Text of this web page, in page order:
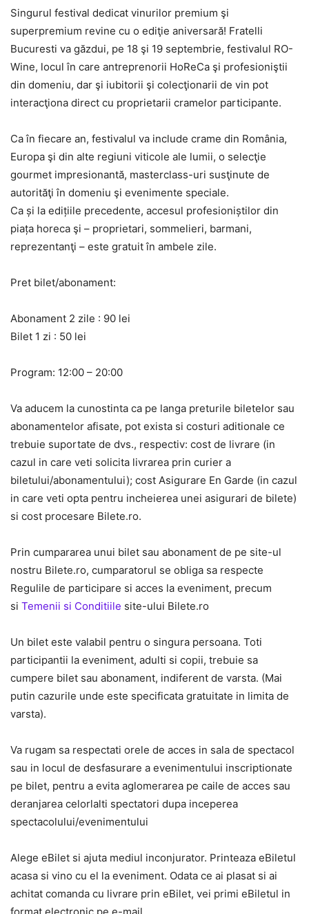
Singurul festival dedicat vinurilor premium şi
superpremium revine cu o ediţie aniversară! Fratelli
Bucuresti va găzdui, pe 18 şi 19 septembrie, festivalul RO-
Wine, locul în care antreprenorii HoReCa şi profesioniştii
din domeniu, dar şi iubitorii şi colecţionarii de vin pot
interacţiona direct cu proprietarii cramelor participante.
Ca în fiecare an, festivalul va include crame din România,
Europa şi din alte regiuni viticole ale lumii, o selecţie
gourmet impresionantă, masterclass-uri susţinute de
autorităţi în domeniu şi evenimente speciale.
Ca și la edițiile precedente, accesul profesioniștilor din
piața horeca şi – proprietari, sommelieri, barmani,
reprezentanţi – este gratuit în ambele zile.
Pret bilet/abonament:
Abonament 2 zile : 90 lei
Bilet 1 zi : 50 lei
Program: 12:00 – 20:00
Va aducem la cunostinta ca pe langa preturile biletelor sau
abonamentelor afisate, pot exista si costuri aditionale ce
trebuie suportate de dvs., respectiv: cost de livrare (in
cazul in care veti solicita livrarea prin curier a
biletului/abonamentului); cost Asigurare En Garde (in cazul
in care veti opta pentru incheierea unei asigurari de bilete)
si cost procesare Bilete.ro.
Prin cumpararea unui bilet sau abonament de pe site-ul
nostru Bilete.ro, cumparatorul se obliga sa respecte
Regulile de participare si acces la eveniment, precum
si Temenii si Conditiile site-ului Bilete.ro
Un bilet este valabil pentru o singura persoana. Toti
participantii la eveniment, adulti si copii, trebuie sa
cumpere bilet sau abonament, indiferent de varsta. (Mai
putin cazurile unde este specificata gratuitate in limita de
varsta).
Va rugam sa respectati orele de acces in sala de spectacol
sau in locul de desfasurare a evenimentului inscriptionate
pe bilet, pentru a evita aglomerarea pe caile de acces sau
deranjarea celorlalti spectatori dupa inceperea
spectacolului/evenimentului
Alege eBilet si ajuta mediul inconjurator. Printeaza eBiletul
acasa si vino cu el la eveniment. Odata ce ai plasat si ai
achitat comanda cu livrare prin eBilet, vei primi eBiletul in
format electronic pe e-mail.